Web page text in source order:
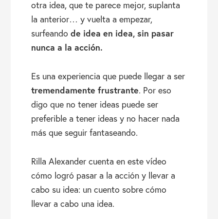
otra idea, que te parece mejor, suplanta
la anterior… y vuelta a empezar,
surfeando de idea en idea, sin pasar
nunca a la acción.
Es una experiencia que puede llegar a ser
tremendamente frustrante. Por eso
digo que no tener ideas puede ser
preferible a tener ideas y no hacer nada
más que seguir fantaseando.
Rilla Alexander cuenta en este vídeo
cómo logró pasar a la acción y llevar a
cabo su idea: un cuento sobre cómo
llevar a cabo una idea.